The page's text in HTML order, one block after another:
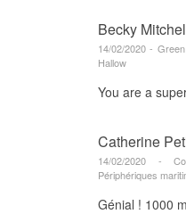
Becky
14/02/2020 -
Hallow
You are a
Catherine
14/02/2020 -
Périphériques
Génial ! 1000